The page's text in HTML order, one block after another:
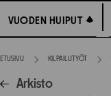
suoraan
sisältöön
VUODEN HUIPUT
VUODEN HUIPUT
ETUSIVU KILPAILUTYÖT
Arkisto